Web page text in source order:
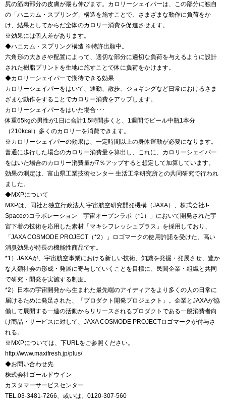
尻の筋肉部分の皮膚が最も伸びます。カロリーシェイパーは、この部分に独自
の「ハニカム・スプリング」構造を施すことで、さまざまな動作に負荷をか
け、結果としてからだ全体のカロリー消費を促進させます。
※効果には個人差があります。
◆ハニカム・スプリング構造 ※特許出願中。
六角形の大きさや配置によって、適切な部分に適切な負荷を与えるように設計
された樹脂プリントを生地に施すことで体に負荷をかけます。
◆カロリーシェイパーで期待できる効果
カロリーシェイパーをはいて、通勤、散歩、ジョギングなど日常におけるさま
ざまな動作をすることでカロリー消費をアップします。
カロリーシェイパーをはいた場合･･･
体重65kgの男性が1日に合計1.5時間歩くと、1週間でビール中瓶1本分
（210kcal）多くのカロリーを消費できます。
※カロリーシェイパーの効果は、一定時間以上の身体運動が必要になります。
普通に歩行した場合のカロリー消費量を算出し、これに、カロリーシェイパー
をはいた場合のカロリー消費量が7％アップすると想定して加算しています。
効果の測定は、富山県工業技術センター 生活工学研究所との共同研究で行われ
ました。
◆MXPについて
MXPは、同社と独立行政法人 宇宙航空研究開発機構（JAXA）、株式会社J-
Spaceのコラボレーション「宇宙オープンラボ（*1）」において開発された宇
宙下着の技術を応用した素材「マキシフレッシュプラス」を採用しており、
「JAXA COSMODE PROJECT（*2）」ロゴマークの使用許諾を受けた、高い
消臭効果が特長の機能性商品です。
*1）JAXAが、宇宙航空事業における新しい技術、知識を発掘・発展させ、豊か
な人類社会の形成・発展に寄与していくことを目標に、民間企業・組織と共同
で研究・開発を実施する制度。
*2）日本の宇宙開発から生まれた最先端のアイディアをより多くの人の日常に
届けるために発足された、「プロダクト開発プロジェクト」。企業とJAXAが協
働して展開する一連の活動からリリースされるプロダクトである一般消費者向
け商品・サービスに対して、JAXA COSMODE PROJECTロゴマークが付与さ
れる。
※MXPについては、下URLをご参照ください。
http://www.maxifresh.jp/plus/
◆お問い合わせ先
株式会社ゴールドウイン
カスタマーサービスセンター
TEL.03-3481-7266、或いは、0120-307-560